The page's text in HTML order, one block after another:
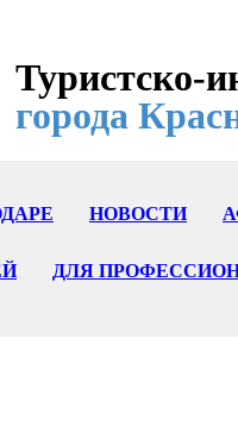
Туристско-
города
НОВОСТИ
ДЛЯ